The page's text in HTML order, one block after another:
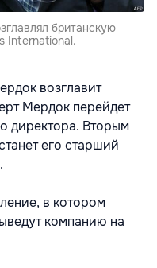
британскую
International.
возглавит
Мердок перейдет
директора. Вторым
его старший
в котором
компанию на